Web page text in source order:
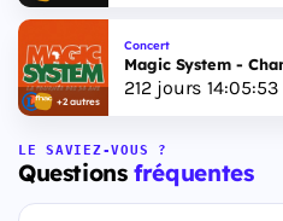
+2 autres
Concert
Magic System -
212jours 14:05:52
LE SAVIEZ-VOUS ?
Questionsfréquentes